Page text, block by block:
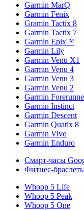
Garmin MarQ
Garmin Fenix
Gramin Tactix 8
Garmin Tactix 7
Garmin Epix™
Garmin Lily
Garmin Venu X1
Garmin Venu 4
Garmin Venu 3
Garmin Venu 2
Garmin
Garmin Instinct
Garmin Descent
Garmin Quatix 8
Garmin Vivo
Garmin Enduro
Смарт-часы
Фитнес-
Whoop 5 Life
Whoop 5 Peak
Whoop 5 One